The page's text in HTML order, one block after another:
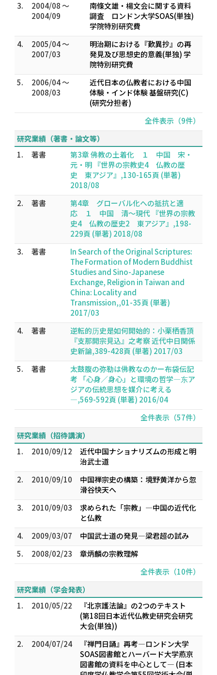
3.
2004/08 ～
2004/09
南條文雄・楊文会に関する資料
調査 ロンドン大学SOAS(単独)
学院特別研究費
4.
2005/04 ～
2007/03
明治期における『歎異抄』の再
発見及び思想史的意義(単独) 学
院特別研究費
5.
2006/04 ～
2008/03
近代日本の仏教者における中国
体験・インド体験 基盤研究(C)
(研究分担者)
全件表示（9件）
研究業績（著書・論文等）
1.
著書
第3章 佛教の土着化 １ 中国 宋・
元・明 『世界の宗教史4 仏教の歴
史 東アジア』,130-165頁 (単著)
2018/08
2.
著書
第4章 グローバル化への抵抗と適
応 １ 中国 清～現代 『世界の宗教
史4 仏教の歴史2 東アジア』,198-
229頁 (単著) 2018/08
3.
著書
In Search of the Original Scriptures:
The Formation of Modern Buddhist
Studies and Sino-Japanese
Exchange, Religion in Taiwan and
China: Locality and
Transmission,,01-35頁 (単著)
2017/03
4.
著書
逆転的历史是如何開始的：小栗栖香頂
『支那開宗見込』之考察 近代中日関係
史新論,389-428頁 (単著) 2017/03
5.
著書
太鼓腹の弥勒は佛教なのかー布袋伝記
考 「心身／身心」と環境の哲学―东ア
ジアの伝統思想を媒介に考える
―,569-592頁 (単著) 2016/04
全件表示（57件）
研究業績（招待講演）
1.
2010/09/12
近代中国ナショナリズムの形成と明
治武士道
2.
2010/09/10
中国禅宗史の構築：境野黄洋から忽
滑谷快天へ
3.
2010/09/03
求められた「宗教」―中国の近代化
と仏教
4.
2009/03/07
中国武士道の発見―梁君超の試み
5.
2008/02/23
章炳麟の宗教理解
全件表示（10件）
研究業績（学会発表）
1.
2010/05/22
『北京護法論』の2つのテキスト
(第18回日本近代仏教史研究会研究
大会(単独))
2.
2004/07/24
『禅門日誦』再考―ロンドン大学
SOAS図書館とハーバード大学燕京
図書館の資料を中心として― (日本